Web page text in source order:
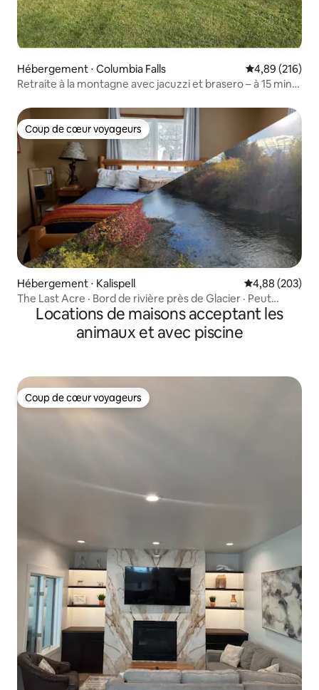
Hébergement ⋅ Columbia Falls Évaluation
4,89 (216)
Retraite à la montagne avec jacuzzi et brasero – à 15 min
Coup de cœur voyageurs
Coup de cœur voyageurs
Hébergement ⋅ Kalispell Évaluation
4,88 (203)
The Last Acre · Bord de rivière près de Glacier · Peut
accueillir 8 personnes
Locations de maisons acceptant les
animaux et avec piscine
Coup de cœur voyageurs
Coup de cœur voyageurs